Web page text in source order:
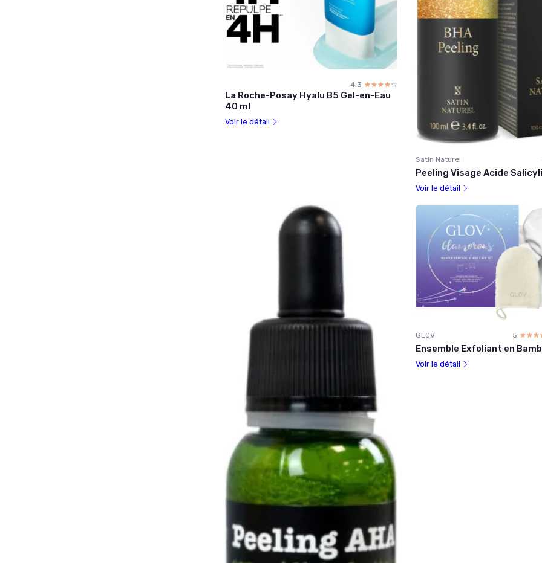
4.3 ☆☆☆☆☆
★★★★★
La Roche-Posay Hyalu B5 Gel-en-Eau
40 ml
Voir le détail
Satin Naturel
Peeling Visage Acide
Voir le détail
GLOV 5
Ensemble Exfoliant en
Voir le détail